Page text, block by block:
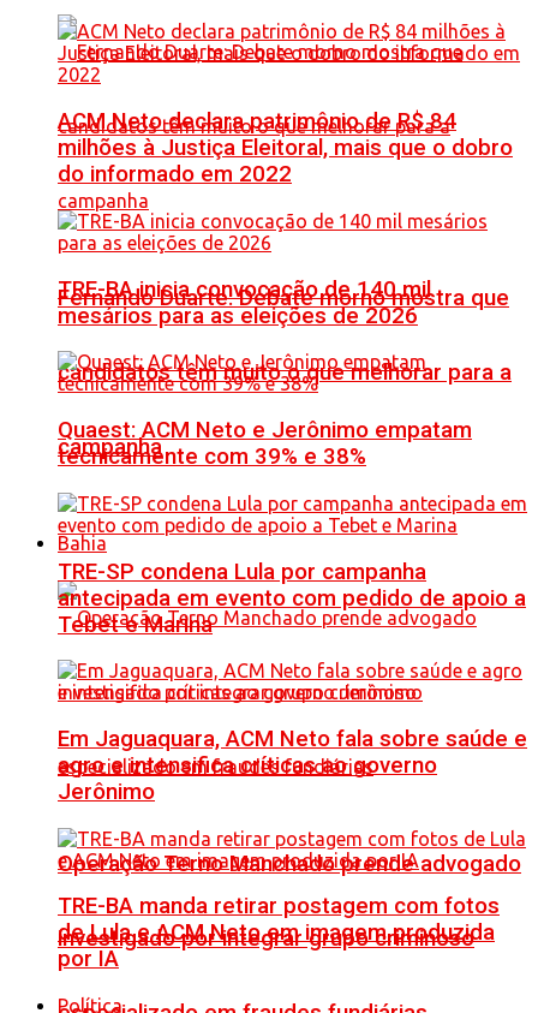
Fernando Duarte: Debate morno mostra que
candidatos têm muito o que melhorar para a
campanha
Bahia
Operação Terno Manchado prende advogado
investigado por integrar grupo criminoso
ACM Neto declara patrimônio de R$ 84
milhões à Justiça Eleitoral, mais que o dobro
do informado em 2022
TRE-BA inicia convocação de 140 mil
mesários para as eleições de 2026
Quaest: ACM Neto e Jerônimo empatam
tecnicamente com 39% e 38%
TRE-SP condena Lula por campanha
antecipada em evento com pedido de apoio a
Tebet e Marina
Em Jaguaquara, ACM Neto fala sobre saúde e
agro e intensifica críticas ao governo
Jerônimo
TRE-BA manda retirar postagem com fotos
de Lula e ACM Neto em imagem produzida
por IA
Política